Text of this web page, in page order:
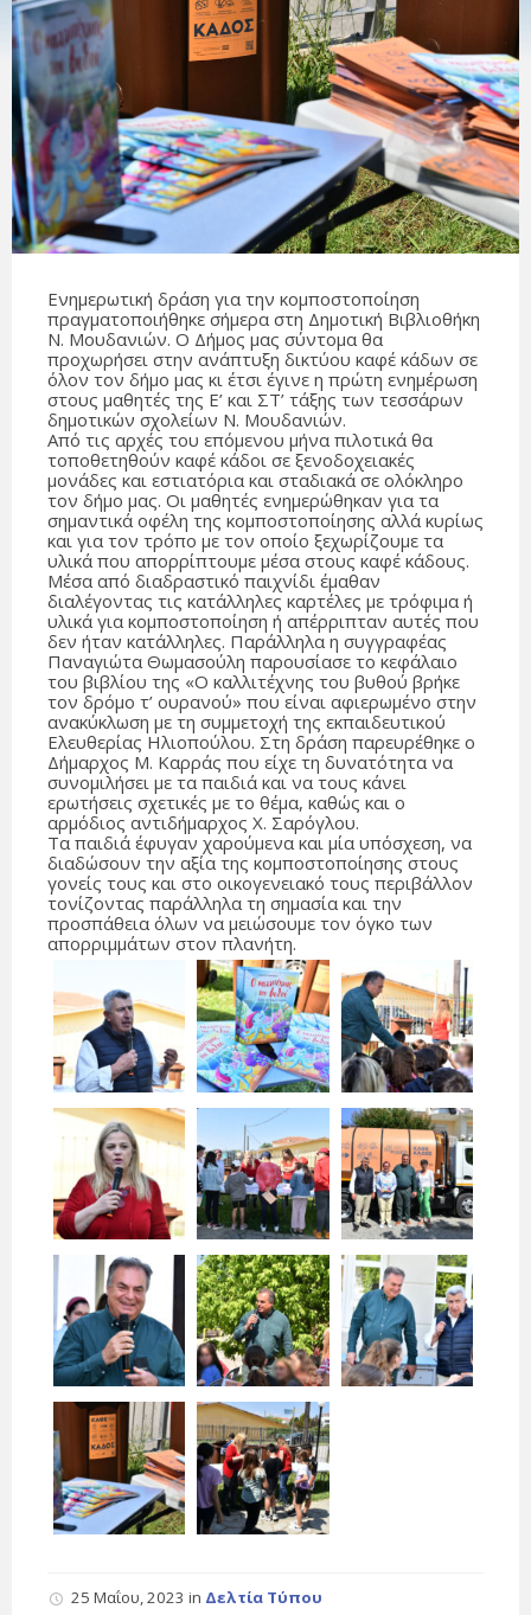
Ενημερωτική δράση για την κομποστοποίηση
πραγματοποιήθηκε σήμερα στη Δημοτική Βιβλιοθήκη
Ν. Μουδανιών. Ο Δήμος μας σύντομα θα
προχωρήσει στην ανάπτυξη δικτύου καφέ κάδων σε
όλον τον δήμο μας κι έτσι έγινε η πρώτη ενημέρωση
στους μαθητές της Ε’ και ΣΤ’ τάξης των τεσσάρων
δημοτικών σχολείων Ν. Μουδανιών.
Από τις αρχές του επόμενου μήνα πιλοτικά θα
τοποθετηθούν καφέ κάδοι σε ξενοδοχειακές
μονάδες και εστιατόρια και σταδιακά σε ολόκληρο
τον δήμο μας. Οι μαθητές ενημερώθηκαν για τα
σημαντικά οφέλη της κομποστοποίησης αλλά κυρίως
και για τον τρόπο με τον οποίο ξεχωρίζουμε τα
υλικά που απορρίπτουμε μέσα στους καφέ κάδους.
Μέσα από διαδραστικό παιχνίδι έμαθαν
διαλέγοντας τις κατάλληλες καρτέλες με τρόφιμα ή
υλικά για κομποστοποίηση ή απέρριπταν αυτές που
δεν ήταν κατάλληλες. Παράλληλα η συγγραφέας
Παναγιώτα Θωμασούλη παρουσίασε το κεφάλαιο
του βιβλίου της «Ο καλλιτέχνης του βυθού βρήκε
τον δρόμο τ’ ουρανού» που είναι αφιερωμένο στην
ανακύκλωση με τη συμμετοχή της εκπαιδευτικού
Ελευθερίας Ηλιοπούλου. Στη δράση παρευρέθηκε ο
Δήμαρχος Μ. Καρράς που είχε τη δυνατότητα να
συνομιλήσει με τα παιδιά και να τους κάνει
ερωτήσεις σχετικές με το θέμα, καθώς και ο
αρμόδιος αντιδήμαρχος Χ. Σαρόγλου.
Τα παιδιά έφυγαν χαρούμενα και μία υπόσχεση, να
διαδώσουν την αξία της κομποστοποίησης στους
γονείς τους και στο οικογενειακό τους περιβάλλον
τονίζοντας παράλληλα τη σημασία και την
προσπάθεια όλων να μειώσουμε τον όγκο των
απορριμμάτων στον πλανήτη.
25 Μαΐου, 2023 in Δελτία Τύπου